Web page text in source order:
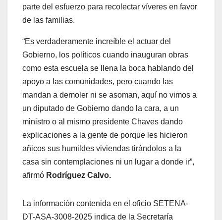
parte del esfuerzo para recolectar víveres en favor
de las familias.
“Es verdaderamente increíble el actuar del
Gobierno, los políticos cuando inauguran obras
como esta escuela se llena la boca hablando del
apoyo a las comunidades, pero cuando las
mandan a demoler ni se asoman, aquí no vimos a
un diputado de Gobierno dando la cara, a un
ministro o al mismo presidente Chaves dando
explicaciones a la gente de porque les hicieron
añicos sus humildes viviendas tirándolos a la
casa sin contemplaciones ni un lugar a donde ir”,
afirmó Rodríguez Calvo.
La información contenida en el oficio SETENA-
DT-ASA-3008-2025 indica de la Secretaría